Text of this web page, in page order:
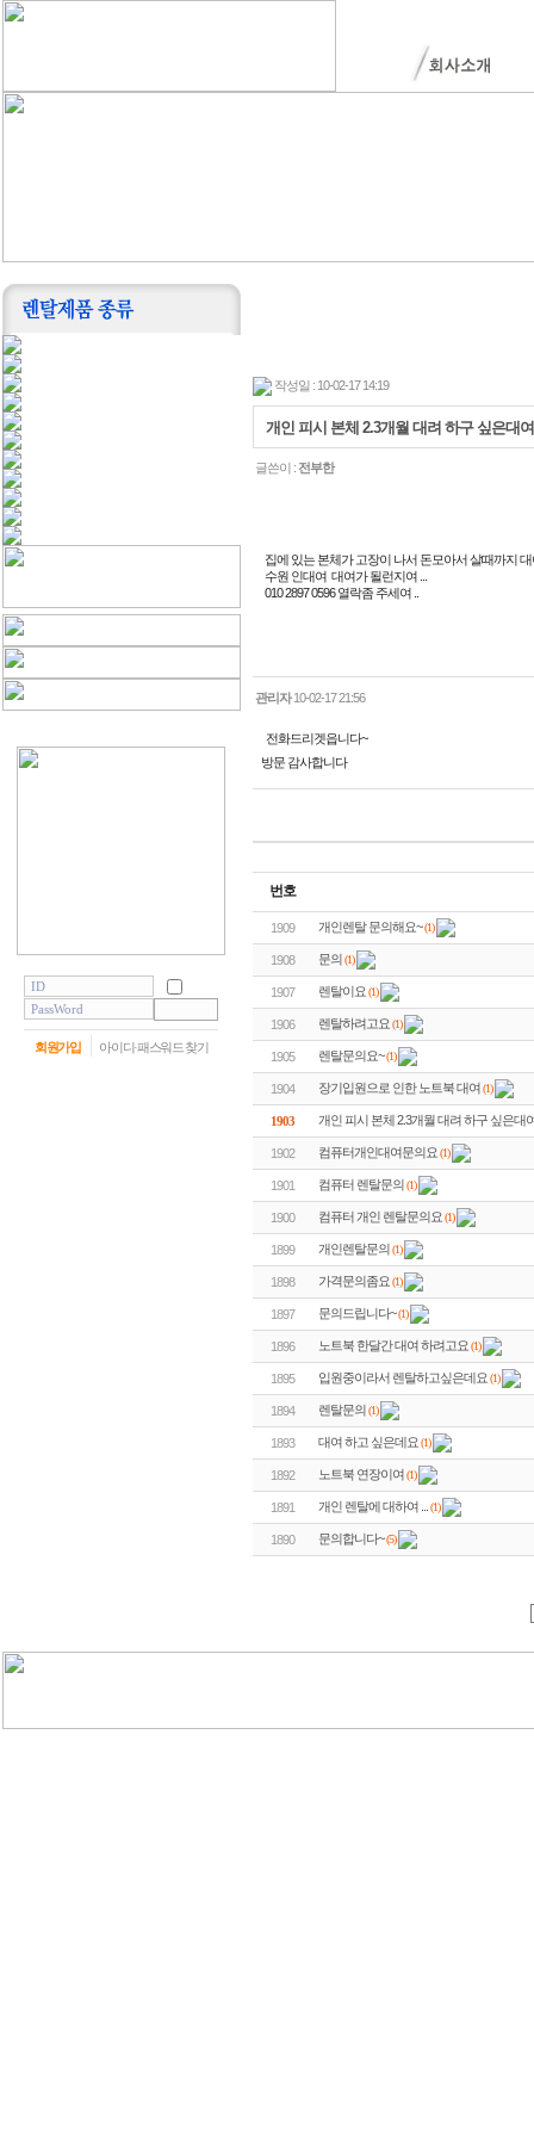
회원가입 아이디·패스워드 찾기
작성일 : 10-02-17 14:19
개인 피시 본체 2.3개월 대려 하구 싶은대여
글쓴이 : 전부한
집에 있는 본체가 고장이 나서 돈모아서 살때까지
수원 인대여 대여가 될런지여 ...
010 2897 0596 열락좀 주세여 ..
관리자 10-02-17 21:56
전화드리겟읍니다~
방문 감사합니다
번호
1909 개인렌탈 문의해요~(1)
1908 문의(1)
1907 렌탈이요(1)
1906 렌탈하려고요(1)
1905 렌탈문의요~(1)
1904 장기입원으로 인한 노트북 대여(1)
1903 개인 피시 본체 2.3개월 대려 하구 싶은대
1902 컴퓨터개인대여문의요(1)
1901 컴퓨터 렌탈문의(1)
1900 컴퓨터 개인 렌탈문의요(1)
1899 개인렌탈문의(1)
1898 가격문의좀요(1)
1897 문의드립니다~(1)
1896 노트북 한달간 대여 하려고요(1)
1895 입원중이라서 렌탈하고싶은데요(1)
1894 렌탈문의(1)
1893 대여 하고 싶은데요(1)
1892 노트북 연장이여(1)
1891 개인 렌탈에 대하여 ... (1)
1890 문의합니다~(5)